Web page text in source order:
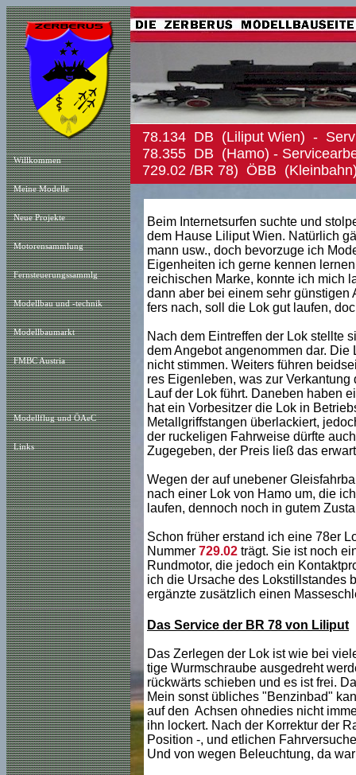
Willkommen
Meine Modelle
Neue Projekte
Motorensammlung
Fernsteuerungssammlg
Modellbau und -technik
Modellbaumarkt
FMBC Austria
Modellflug und ÖAeC
Links
78.134 DB (Liliput Wien) -
78.355 DB (Hamo) -
729.02 /BR 78) ÖBB
Beim Internetsurfen suchte und
dem Hause Liliput Wien. Natürlich
mann usw., doch bevorzuge ich
Eigenheiten ich gerne kennen
reichischen Marke, konnte ich mich
dann aber bei einem sehr günstigen
fers nach, soll die Lok gut laufen,
Nach dem Eintreffen der Lok stellte
dem Angebot angenommen dar.
nicht stimmen. Weiters führen
res Eigenleben, was zur
Lauf der Lok führt. Daneben haben
hat ein Vorbesitzer die Lok in
Metallgriffstangen überlackiert,
der ruckeligen Fahrweise dürfte
Zugegeben, der Preis ließ das
Wegen der auf unebener
nach einer Lok von Hamo um, die
laufen, dennoch noch in gutem
Schon früher erstand ich eine 78er
Nummer 729.02 trägt. Sie ist noch
Rundmotor, die jedoch ein
ich die Ursache des Lokstillstandes
ergänzte zusätzlich einen
Das Service der BR 78 von Liliput
Das Zerlegen der Lok ist wie bei
tige Wurmschraube ausgedreht
rückwärts schieben und es ist frei.
Mein sonst übliches "Benzinbad"
auf den Achsen ohnedies nicht
ihn lockert. Nach der Korrektur der
Position -, und etlichen
Und von wegen Beleuchtung, da